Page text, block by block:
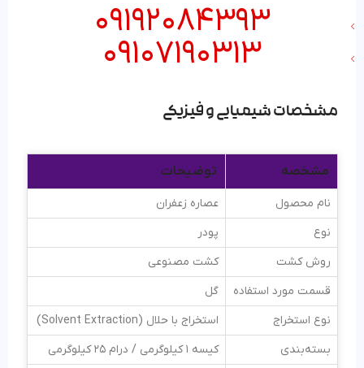
09192084393
09107190313
مشخصات شیمیایی و فیزیکی
مشخصه توضیحات
نام محصول
عصاره زعفران
نوع
پودر
روش کشت
کشت مصنوعی
قسمت مورد استفاده
گل
نوع استخراج
استخراج با حلال (Solvent Extraction)
بسته‌بندی
کیسه 1 کیلوگرمی / درام 25 کیلوگرمی